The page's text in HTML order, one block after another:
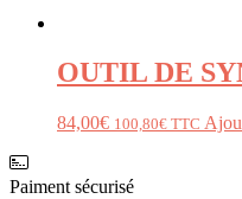
OUTIL DE
84,00€ 100,80€ TTC
Paiment sécurisé